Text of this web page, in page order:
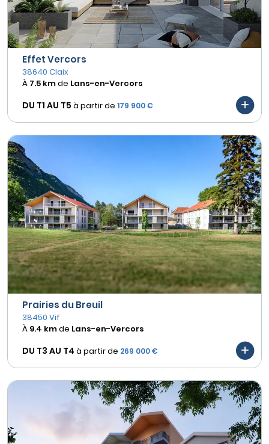
Effet Vercors
38640 Claix
À 7.5 kmde Lans-en-Vercors
DU T1 AU T5 à partir de 179 900 €
Prairies du Breuil
38450 Vif
À 9.4 kmde Lans-en-Vercors
DU T3 AU T4 à partir de 269 000 €